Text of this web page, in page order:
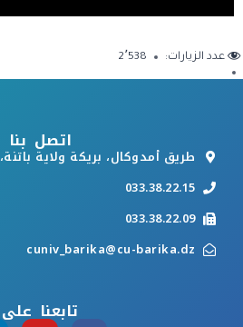
عدد الزيارات: 2٬538
اتصل بنا
طريق أمدوكال، بريكة ولاية باتنة، 05001، الجزائر
033.38.22.15
033.38.22.09
cuniv_barika@cu-barika.dz
تابعنا على